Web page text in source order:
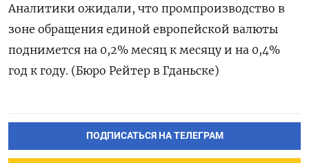
Аналитики ожидали, ​что ​промпроизводство ‌в ​
зоне обращения единой европейской валюты
поднимется на 0,2% месяц ​к ⁠месяцу и ‌на 0,4%
год ‌к году. (Бюро ​Рейтер в ‌Гданьске)
ПОДПИСАТЬСЯ НА ТЕЛЕГРАМ